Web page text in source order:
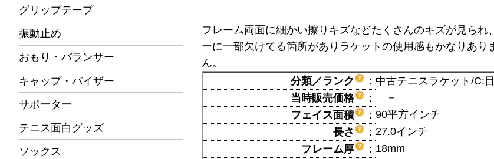
グリップテープ
振動止め
おもり・バランサー
キャップ・バイザー
サポーター
テニス面白グッズ
ソックス
フレーム両面に細かい擦りキズなどたくさんのキズが見ら
ーに一部欠けてる箇所がありラケットの使用感もかなりあ
ん。
分類／ランク
： 中古テニスラケット/C:
当時販売価格
：
－
フェイス面積
： 90平方インチ
長さ
： 27.0インチ
フレーム厚
： 18mm